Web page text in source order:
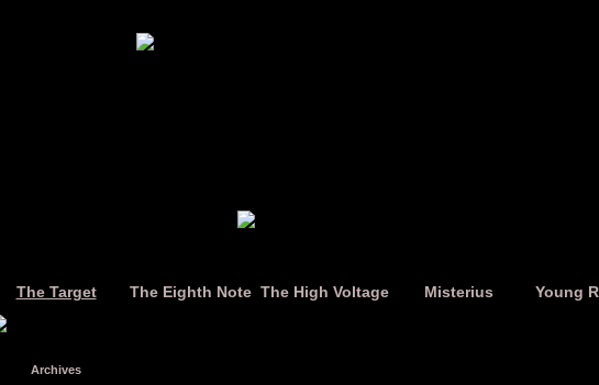
The Target The Eighth Note The High Voltage Misterius Young
Archives